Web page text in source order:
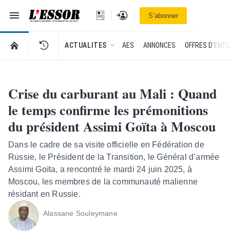
Navigation
L'Essor - retour à la une
Se connecterS’abonner
RETOUR À LA PAGE D’ACCUEIL DE L'ESSOR
ACTUALITES AES ANNONCES OFFRES
Crise du carburant au Mali : Quand
le temps confirme les prémonitions
du président Assimi Goïta à Moscou
Dans le cadre de sa visite officielle en Fédération de
Russie, le Président de la Transition, le Général d’armée
Assimi Goïta, a rencontré le mardi 24 juin 2025, à
Moscou, les membres de la communauté malienne
résidant en Russie.
Alassane Souleymane